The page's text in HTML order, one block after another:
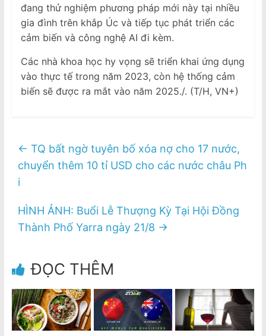
đang thử nghiệm phương pháp mới này tại nhiều
gia đình trên khắp Úc và tiếp tục phát triển các
cảm biến và công nghệ AI đi kèm.
Các nhà khoa học hy vọng sẽ triển khai ứng dụng
vào thực tế trong năm 2023, còn hệ thống cảm
biến sẽ được ra mắt vào năm 2025./. (T/H, VN+)
← TQ bất ngờ tuyên bố xóa nợ cho 17 nước,
chuyển thêm 10 tỉ USD cho các nước châu Ph
i
HÌNH ẢNH: Buổi Lễ Thượng Kỳ Tại Hội Đồng
Thành Phố Yarra ngày 21/8 →
ĐỌC THÊM